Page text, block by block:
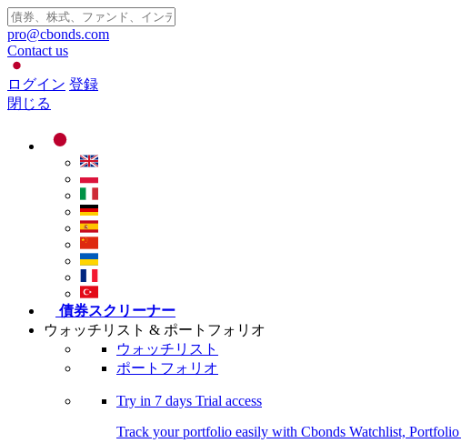
pro@cbonds.com
Contact us
ログイン 登録
閉じる
債券スクリーナー
ウォッチリスト & ポートフォリオ
ウォッチリスト
ポートフォリオ
Try in 7 days Trial access
Track your portfolio easily with Cbonds Watchlist,